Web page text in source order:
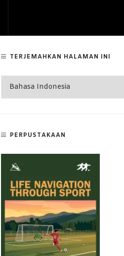
TERJEMAHKAN HALAMAN INI
PERPUSTAKAAN